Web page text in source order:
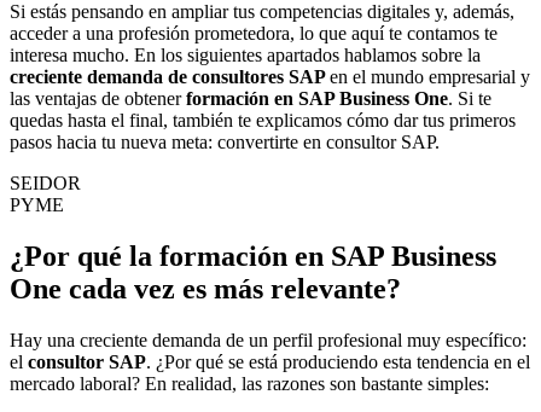
Si estás pensando en ampliar tus competencias digitales y, además,
acceder a una profesión prometedora, lo que aquí te contamos te
interesa mucho. En los siguientes apartados hablamos sobre la
creciente demanda de consultores SAPen el mundo empresarial y
las ventajas de obtenerformación en SAP Business One. Si te
quedas hasta el final, también te explicamos cómo dar tus primeros
pasos hacia tu nueva meta: convertirte en consultor SAP.
SEIDOR
PYME
¿Por qué la formación en SAP Business
One cada vez es más relevante?
Hay una creciente demanda de un perfil profesional muy específico:
el consultor SAP. ¿Por qué se está produciendo esta tendencia en el
mercado laboral? En realidad, las razones son bastante simples: